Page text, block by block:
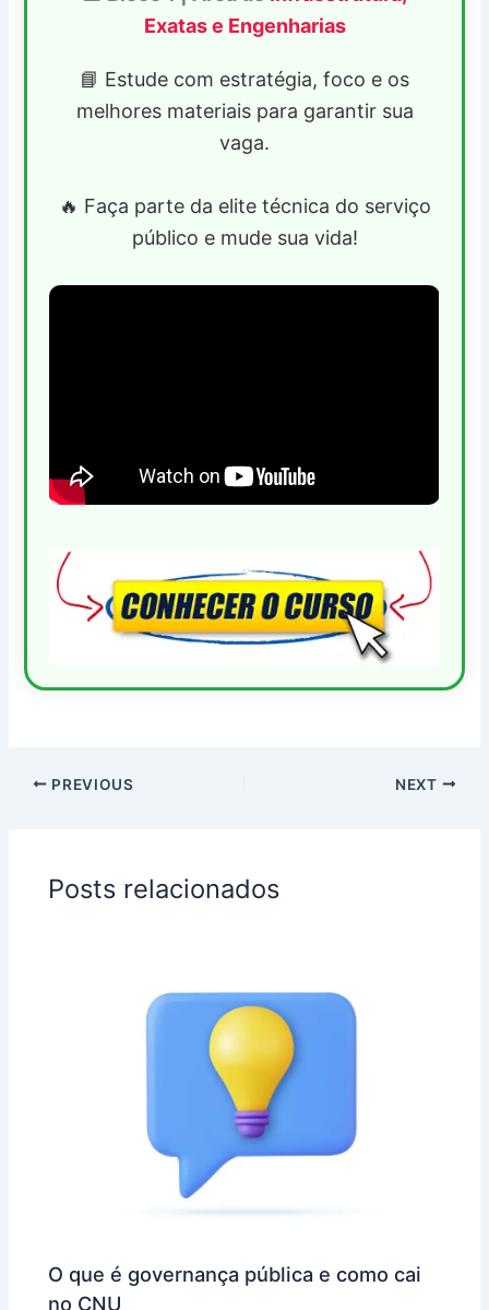
Exatas e Engenharias
📘 Estude com estratégia, foco e os
melhores materiais para garantir sua
vaga.
🔥 Faça parte da elite técnica do serviço
público e mude sua vida!
PREVIOUS NEXT
Posts relacionados
O que é governança pública e como cai
no CNU